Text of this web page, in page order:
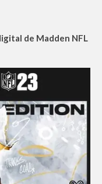
de Madden NFL